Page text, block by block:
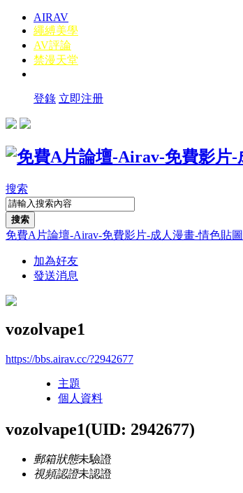
AIRAV
繩縛美學
AV評論
禁漫天堂
登錄 立即注册
搜索
搜索
免費A片論壇-Airav-免費影片-成人漫畫-情色貼
加為好友
發送消息
vozolvape1
https://bbs.airav.cc/?2942677
主題
個人資料
vozolvape1(UID: 2942677)
郵箱狀態未驗證
視頻認證未認證